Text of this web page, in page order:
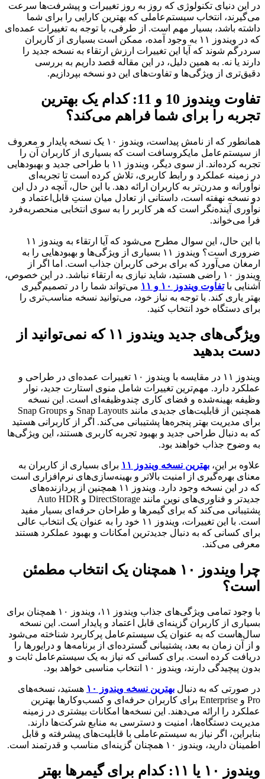
در این دنیای تکنولوژی که روز به روز تغییرات و پیشرفت‌ها سرعت
می‌گیرند، انتخاب سیستم‌عاملی که بهترین کارایی را برای شما
داشته باشد، بسیار مهم است. از طرفی، با توجه به تغییرات عمده‌ای
که در ویندوز
۱۱ به وجود آمده، ممکن است بسیاری از کاربران
سردرگم شوند که آیا این تغییرات ارزش ارتقاء به نسخه جدید را
دارند یا نه. به همین دلیل، در این مقاله قصد داریم به بررسی
دقیق‌تری از ویژگی‌ها و تفاوت‌های این دو نسخه بپردازیم.
تفاوت ویندوز 10 و 11: کدام یک بهترین
تجربه را برای شما فراهم می‌کند؟
همانطور که از نامش پیداست، ویندوز ۱۰ یک نسخه پایدار و معروف
از سیستم‌عامل مایکروسافت است که بسیاری از کاربران آن را
تجربه کرده‌اند. از سوی دیگر، ویندوز
۱۱ با طراحی جدید و بهبودهایی
در زمینه عملکرد و رابط کاربری، تلاش کرده است تا تجربه‌ای
نوآورانه و مدرن‌تر به کاربران ارائه دهد. با این حال، آنچه در دل این
دو نسخه نهفته است، داستانی از تعادل میان سنتِ قابل‌اعتماد و
نوآوری آینده‌نگر است که هر کاربر را به سوی انتخابی منحصربه‌فرد
فرا می‌خواند.
با این حال، این سوال مطرح می‌شود که آیا ارتقاء به ویندوز
۱۱
ضروری است؟ ویندوز
۱۱ بسیاری از ویژگی‌ها و بهبودهایی را به
ارمغان می‌آورد که برای برخی کاربران جذاب است. اما اگر از
ویندوز
۱۰ راضی هستید، شاید نیازی به ارتقاء نباشد. در این خصوص،
آشنایی باتفاوت ویندوز ۱۰ و ۱۱ می‌تواند شما را در تصمیم‌گیری
بهتر یاری کند. با توجه به نیاز خود، می‌توانید نسخه مناسب‌تری را
برای دستگاه خود انتخاب کنید.
ویژگی‌های جدید ویندوز ۱۱ که نمی‌توانید از
دست بدهید
ویندوز ۱۱ در مقایسه با ویندوز ۱۰ تغییرات عمده‌ای در طراحی و
عملکرد دارد. مهم‌ترین تغییرات شامل منوی استارت جدید، نوار
وظیفه بهینه‌شده و فضای کاری چندوظیفه‌ای است. این نسخه
همچنین از قابلیت‌های جدیدی مانند Snap Layouts و Snap Groups
برای مدیریت بهتر پنجره‌ها پشتیبانی می‌کند. اگر از کاربرانی هستید
که به دنبال طراحی جدید و بهبود تجربه کاربری هستند، این ویژگی‌ها
به وضوح جذاب خواهند بود.
علاوه بر این، بهترین نسخه ویندوز ۱۱ برای بسیاری از کاربران به
معنای بهره‌گیری از امنیت بالاتر و بهینه‌سازی‌های نرم‌افزاری است
که در این نسخه وجود دارد. ویندوز
۱۱ همچنین از پردازنده‌های
جدیدتر و فناوری‌های نوین مانند DirectStorage و Auto HDR
پشتیبانی می‌کند که برای گیمرها و طراحان حرفه‌ای بسیار مفید
است. با این تغییرات، ویندوز
۱۱ خود را به عنوان یک انتخاب عالی
برای کسانی که به دنبال جدیدترین امکانات و بهبود عملکرد هستند
معرفی می‌کند.
چرا ویندوز ۱۰ همچنان یک انتخاب مطمئن
است؟
با وجود تمامی ویژگی‌های جذاب ویندوز ۱۱، ویندوز ۱۰ همچنان برای
بسیاری از کاربران گزینه‌ای قابل اعتماد و پایدار است. این نسخه
سال‌هاست که به عنوان یک سیستم‌عامل پرکاربرد شناخته می‌شود
و از آن زمان به بعد، پشتیبانی گسترده‌ای از برنامه‌ها و درایورها را
دریافت کرده است. برای کسانی که نیاز به یک سیستم‌عامل ثابت و
بدون پیچیدگی دارند، ویندوز
۱۰ انتخاب مناسبی خواهد بود.
در صورتی که به دنبال بهترین نسخه ویندوز ۱۰ هستید، نسخه‌های
Pro و Enterprise برای کاربران حرفه‌ای و کسب‌وکارها بهترین
عملکرد را ارائه می‌دهند. این نسخه‌ها امکانات بیشتری در زمینه
مدیریت دستگاه‌ها، امنیت و دسترسی به منابع شرکت‌ها دارند.
بنابراین، اگر نیاز به سیستم‌عاملی با قابلیت‌های پیشرفته و قابل
اطمینان دارید، ویندوز
۱۰ همچنان گزینه‌ای مناسب و قدرتمند است.
ویندوز ۱۰ یا ۱۱: کدام برای گیمرها بهتر